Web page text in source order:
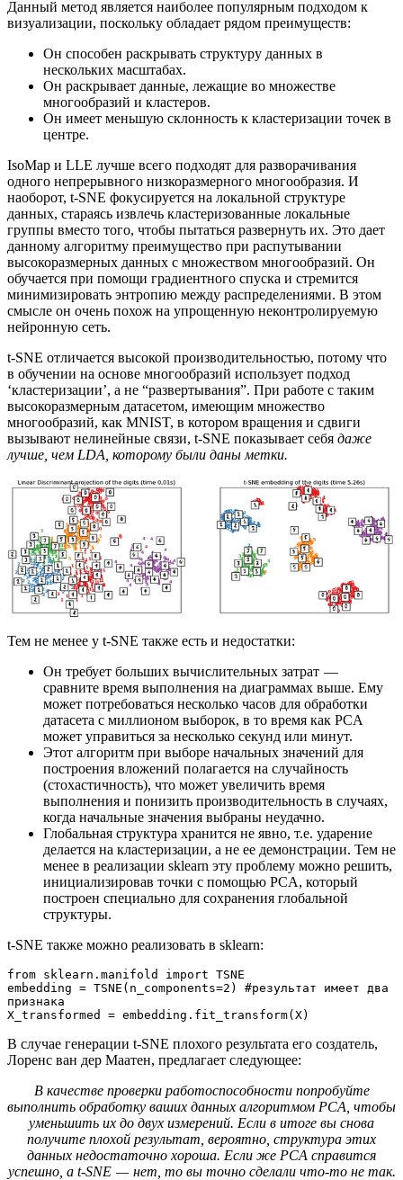
Данный метод является наиболее популярным подходом к
визуализации, поскольку обладает рядом преимуществ:
Он способен раскрывать структуру данных в
нескольких масштабах.
Он раскрывает данные, лежащие во множестве
многообразий и кластеров.
Он имеет меньшую склонность к кластеризации точек в
центре.
IsoMap и LLE лучше всего подходят для разворачивания
одного непрерывного низкоразмерного многообразия. И
наоборот, t-SNE фокусируется на локальной структуре
данных, стараясь извлечь кластеризованные локальные
группы вместо того, чтобы пытаться развернуть их. Это дает
данному алгоритму преимущество при распутывании
высокоразмерных данных с множеством многообразий. Он
обучается при помощи градиентного спуска и стремится
минимизировать энтропию между распределениями. В этом
смысле он очень похож на упрощенную неконтролируемую
нейронную сеть.
t-SNE отличается высокой производительностью, потому что
в обучении на основе многообразий использует подход
‘кластеризации’, а не “развертывания”. При работе с таким
высокоразмерным датасетом, имеющим множество
многообразий, как MNIST, в котором вращения и сдвиги
вызывают нелинейные связи, t-SNE показывает себя даже
лучше, чем LDA, которому были даны метки.
Тем не менее у t-SNE также есть и недостатки:
Он требует больших вычислительных затрат —
сравните время выполнения на диаграммах выше. Ему
может потребоваться несколько часов для обработки
датасета с миллионом выборок, в то время как PCA
может управиться за несколько секунд или минут.
Этот алгоритм при выборе начальных значений для
построения вложений полагается на случайность
(стохастичность), что может увеличить время
выполнения и понизить производительность в случаях,
когда начальные значения выбраны неудачно.
Глобальная структура хранится не явно, т.е. ударение
делается на кластеризации, а не ее демонстрации. Тем не
менее в реализации sklearn эту проблему можно решить,
инициализировав точки с помощью PCA, который
построен специально для сохранения глобальной
структуры.
t-SNE также можно реализовать в sklearn:
from sklearn.manifold import TSNE
embedding = TSNE(n_components=2) #результат имеет два
признака
X_transformed = embedding.fit_transform(X)
В случае генерации t-SNE плохого результата его создатель,
Лоренс ван дер Маатен, предлагает следующее:
В качестве проверки работоспособности попробуйте
выполнить обработку ваших данных алгоритмом PCA, чтобы
уменьшить их до двух измерений. Если в итоге вы снова
получите плохой результат, вероятно, структура этих
данных недостаточно хороша. Если же PCA справится
успешно, а t-SNE — нет, то вы точно сделали что-то не так.